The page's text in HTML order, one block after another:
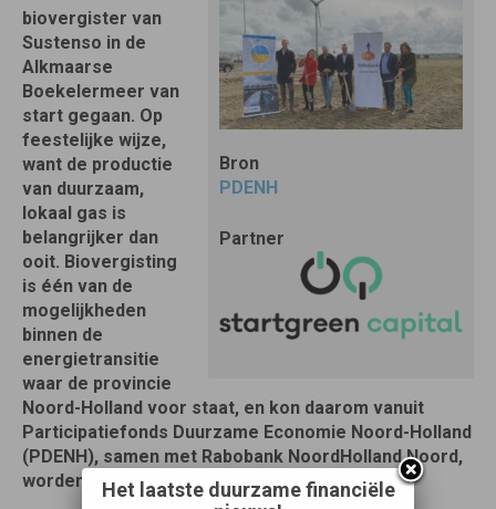
Bron
PDENH
Partner
biovergister van
Sustenso in de
Alkmaarse
Boekelermeer van
start gegaan. Op
feestelijke wijze,
want de productie
van duurzaam,
lokaal gas is
belangrijker dan
ooit. Biovergisting
is één van de
mogelijkheden
binnen de
energietransitie
waar de provincie
Noord-Holland voor staat, en kon daarom vanuit
Participatiefonds Duurzame Economie Noord-Holland
(PDENH), samen met Rabobank NoordHolland Noord,
worden gefinancierd.
Het laatste duurzame financiële